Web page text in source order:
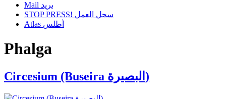
Mail بريد
STOP PRESS! سجل العمل
Atlas أطلس
Phalga
Circesium (Buseira البصيرة)